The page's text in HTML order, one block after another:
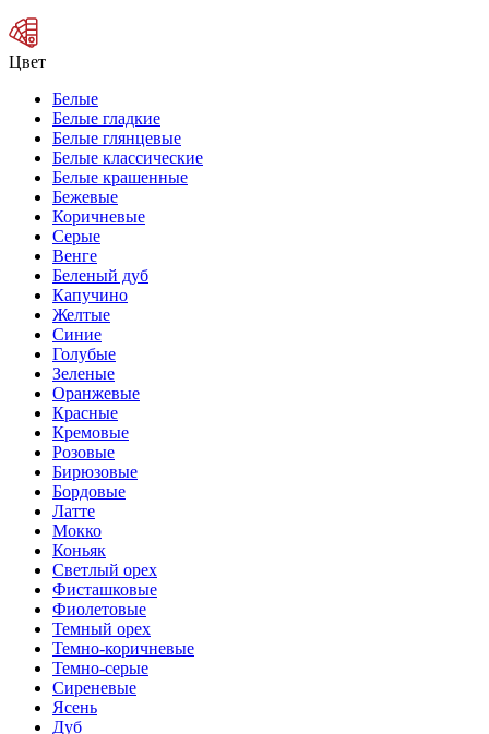
Цвет
Белые
Белые гладкие
Белые глянцевые
Белые классические
Белые крашенные
Бежевые
Коричневые
Серые
Венге
Беленый дуб
Капучино
Желтые
Синие
Голубые
Зеленые
Оранжевые
Красные
Кремовые
Розовые
Бирюзовые
Бордовые
Латте
Мокко
Коньяк
Светлый орех
Фисташковые
Фиолетовые
Темный орех
Темно-коричневые
Темно-серые
Сиреневые
Ясень
Дуб